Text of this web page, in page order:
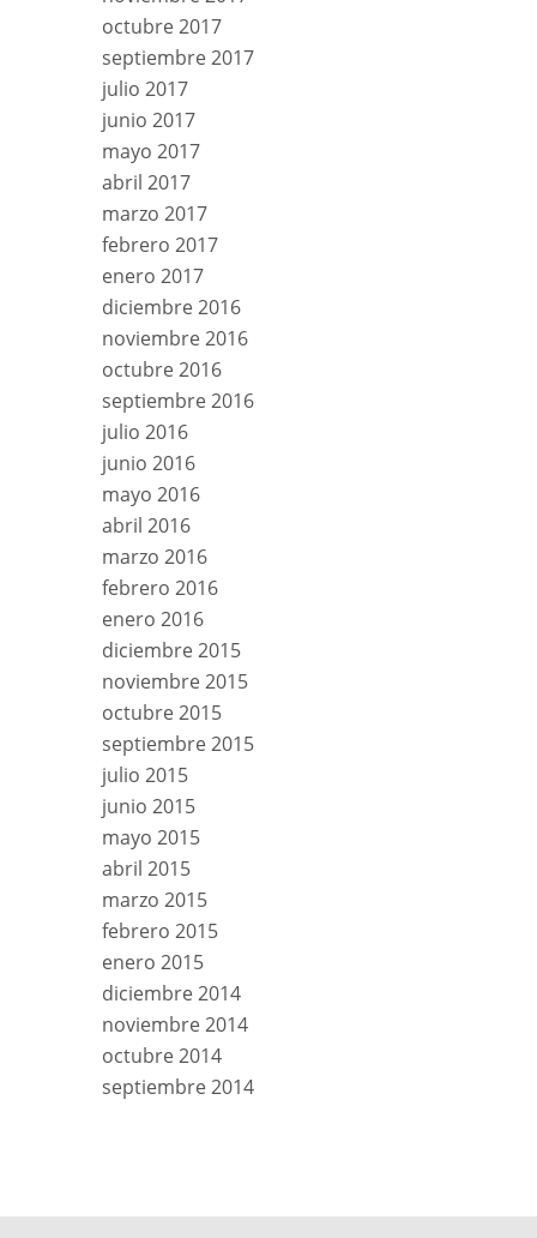
octubre 2017
septiembre 2017
julio 2017
junio 2017
mayo 2017
abril 2017
marzo 2017
febrero 2017
enero 2017
diciembre 2016
noviembre 2016
octubre 2016
septiembre 2016
julio 2016
junio 2016
mayo 2016
abril 2016
marzo 2016
febrero 2016
enero 2016
diciembre 2015
noviembre 2015
octubre 2015
septiembre 2015
julio 2015
junio 2015
mayo 2015
abril 2015
marzo 2015
febrero 2015
enero 2015
diciembre 2014
noviembre 2014
octubre 2014
septiembre 2014